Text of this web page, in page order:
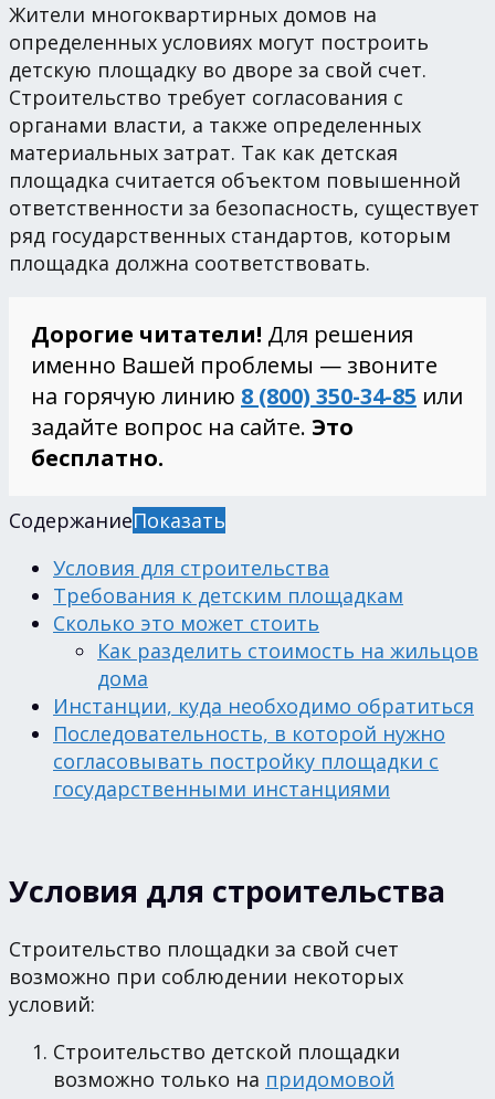
Жители многоквартирных домов на
определенных условиях могут построить
детскую площадку во дворе за свой счет.
Строительство требует согласования с
органами власти, а также определенных
материальных затрат. Так как детская
площадка считается объектом повышенной
ответственности за безопасность, существует
ряд государственных стандартов, которым
площадка должна соответствовать.
Дорогие читатели! Для решения
именно Вашей проблемы — звоните
на горячую линию 8 (800) 350-34-85 или
задайте вопрос на сайте. Это
бесплатно.
СодержаниеПоказать
Условия для строительства
Требования к детским площадкам
Сколько это может стоить
Как разделить стоимость на жильцов
дома
Инстанции, куда необходимо обратиться
Последовательность, в которой нужно
согласовывать постройку площадки с
государственными инстанциями
Условия для строительства
Строительство площадки за свой счет
возможно при соблюдении некоторых
условий:
Строительство детской площадки
возможно только на придомовой